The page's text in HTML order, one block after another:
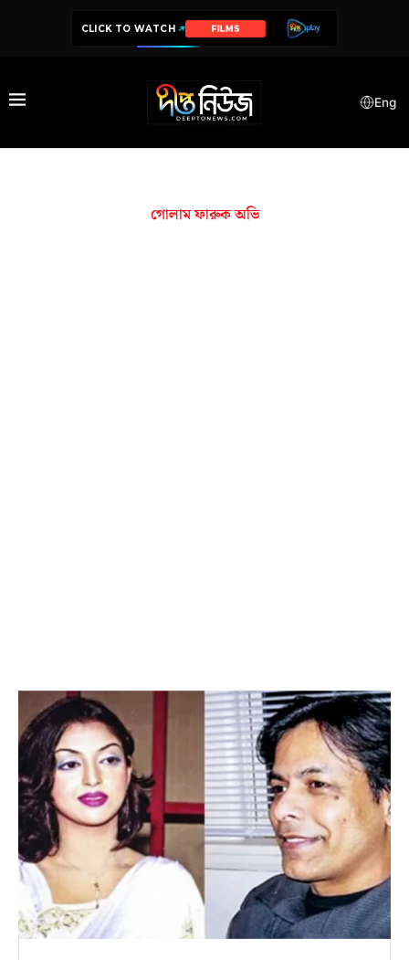
CLICK TO WATCH FILMS
Eng
গোলাম ফারুক অভি